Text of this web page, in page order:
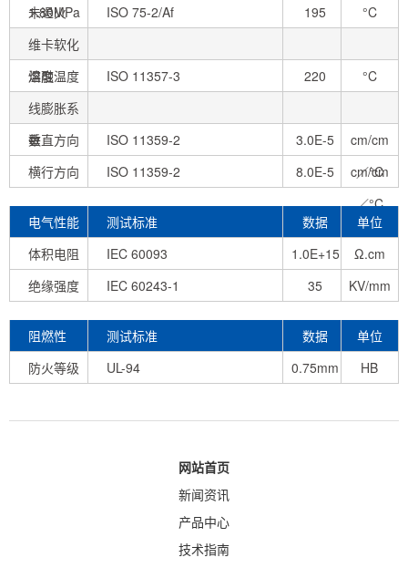
未退火
1.80MPa
未退火
ISO 75-2/Af 195
°C
维卡软化
温度
熔融温度 ISO 11357-3 220
°C
线膨胀系
数
垂直方向 ISO 11359-2 3.0E-5
cm/cm
／°C
横行方向 ISO 11359-2 8.0E-5
cm/cm
／°C
电气性能
测试标准 数据
单位
体积电阻
IEC 60093 1.0E+15
Ω.cm
绝缘强度
IEC 60243-1 35 KV/mm
阻燃性 测试标准 数据
单位
防火等级
UL-94 0.75mm HB
网站首页
新闻资讯
产品中心
技术指南